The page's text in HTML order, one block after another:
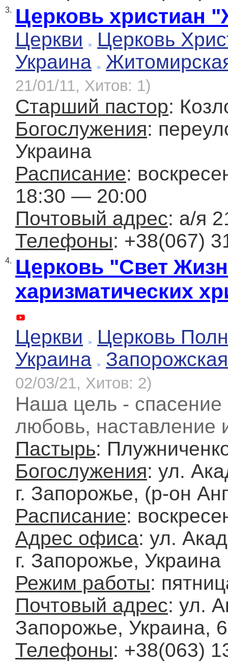
3. Церковь христиан
Церкви
Церковь
Украина
21/01/11, Хитов: 1)
Старший пастор:
Богослужения:
Украина
Расписание:
18:30 — 20:00
Почтовый адрес: а/я
Телефоны: +38(067)
4. Церковь "Свет
харизматических
Церкви
Церковь
Украина
Запорожская
02/03/21, Хитов: 2)
Наша цель -
любовь, наставление
Пастырь:
Богослужения: ул.
г. Запорожье, (р-он
Расписание:
Адрес офиса: ул.
г. Запорожье, Украина
Режим работы:
Почтовый адрес: ул.
Запорожье, Украина,
Телефоны: +38(063)